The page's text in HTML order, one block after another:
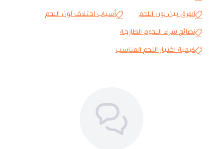
الفرق بين لون اللحم أسباب اختلاف لون اللحم
نصائح شراء اللحوم الطازجة
كيفية اختيار اللحم المناسب